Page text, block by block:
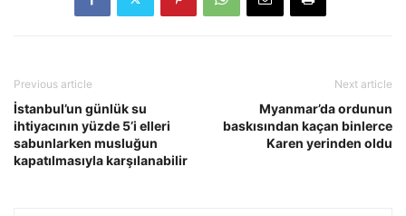
Previous article
İstanbul’un günlük su
ihtiyacının yüzde 5’i elleri
sabunlarken musluğun
kapatılmasıyla karşılanabilir
Next article
Myanmar’da ordunun
baskısından kaçan binlerce
Karen yerinden oldu